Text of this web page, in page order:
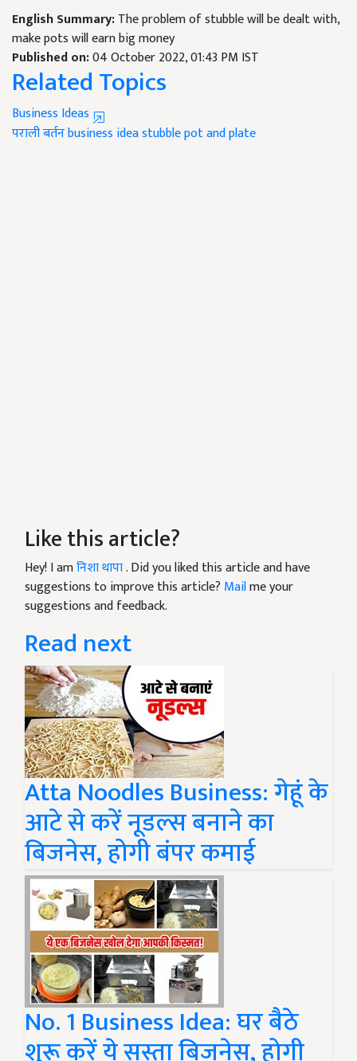
English Summary:The problem of stubble will be dealt with,
make pots will earn big money
Published on:04 October 2022, 01:43 PM IST
Related Topics
Business Ideas
पराली बर्तनbusiness ideastubble pot and plate
Like this article?
Hey! I amनिशा थापा. Did you liked this article and have
suggestions to improve this article? Mailme your
suggestions and feedback.
Read next
Atta Noodles Business: गेहूं के
आटे से करें नूडल्स बनाने का
बिजनेस, होगी बंपर कमाई
No. 1 Business Idea: घर बैठे